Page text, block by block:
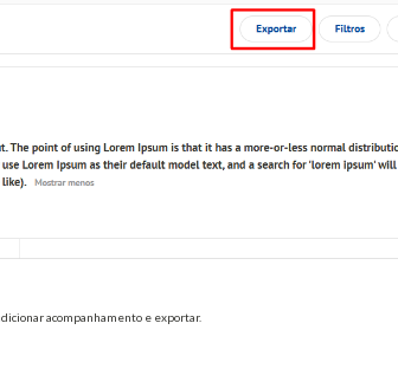
acompanhamento e exportar.